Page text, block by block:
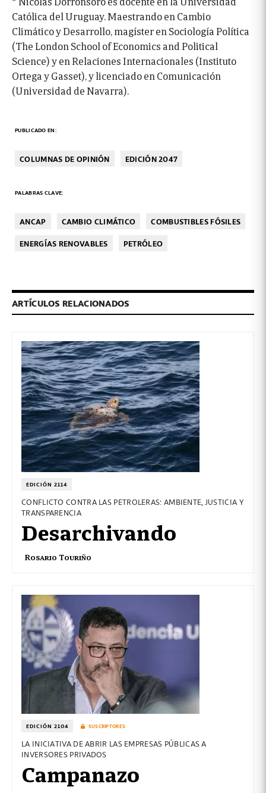
Católica del Uruguay. Maestrando en Cambio
Climático y Desarrollo, magíster en Sociología Política
(The London School of Economics and Political
Science) y en Relaciones Internacionales (Instituto
Ortega y Gasset), y licenciado en Comunicación
(Universidad de Navarra).
PUBLICADO EN:
COLUMNAS DE OPINIÓN EDICIÓN 2047
PALABRAS CLAVE:
ANCAP CAMBIO CLIMÁTICO
COMBUSTIBLES FÓSILES
ENERGÍAS RENOVABLES
PETRÓLEO
ARTÍCULOS RELACIONADOS
EDICIÓN 2114
CONFLICTO CONTRA LAS PETROLERAS: AMBIENTE, JUSTICIA Y
TRANSPARENCIA
Desarchivando
Rosario Touriño
EDICIÓN 2104 SUSCRIPTORES
LA INICIATIVA DE ABRIR LAS EMPRESAS PÚBLICAS A
INVERSORES PRIVADOS
Campanazo